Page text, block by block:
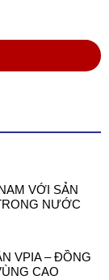
VỚI SẢN
NƯỚC
VPIA – ĐỒNG
CAO